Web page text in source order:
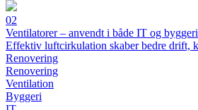
02
Ventilatorer – anvendt i både IT og byggeri
Effektiv luftcirkulation skaber bedre drift,
Renovering
Renovering
Ventilation
Byggeri